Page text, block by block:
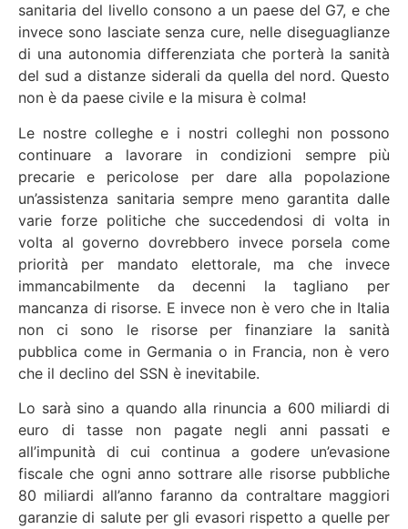
sanitaria del livello consono a un paese del G7, e che
invece sono lasciate senza cure, nelle diseguaglianze
di una autonomia differenziata che porterà la sanità
del sud a distanze siderali da quella del nord. Questo
non è da paese civile e la misura è colma!
Le nostre colleghe e i nostri colleghi non possono
continuare a lavorare in condizioni sempre più
precarie e pericolose per dare alla popolazione
un’assistenza sanitaria sempre meno garantita dalle
varie forze politiche che succedendosi di volta in
volta al governo dovrebbero invece porsela come
priorità per mandato elettorale, ma che invece
immancabilmente da decenni la tagliano per
mancanza di risorse. E invece non è vero che in Italia
non ci sono le risorse per finanziare la sanità
pubblica come in Germania o in Francia, non è vero
che il declino del SSN è inevitabile.
Lo sarà sino a quando alla rinuncia a 600 miliardi di
euro di tasse non pagate negli anni passati e
all’impunità di cui continua a godere un’evasione
fiscale che ogni anno sottrare alle risorse pubbliche
80 miliardi all’anno faranno da contraltare maggiori
garanzie di salute per gli evasori rispetto a quelle per